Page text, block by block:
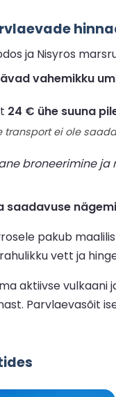
ja Nisyros
vahemikku
24 € ühe suuna
ei ole
broneerimine ja
saadavuse
pakub
vett ja
aktiivse
Parvlaevasõit